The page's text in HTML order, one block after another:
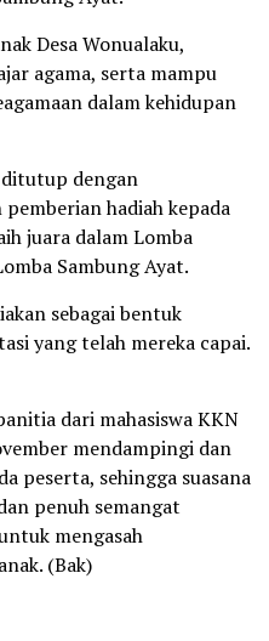
Desa Wonualaku,
agama, serta mampu
dalam kehidupan
dengan
hadiah kepada
juara dalam Lomba
Sambung Ayat.
sebagai bentuk
yang telah mereka capai.
dari mahasiswa KKN
mendampingi dan
peserta, sehingga suasana
penuh semangat
mengasah
(Bak)